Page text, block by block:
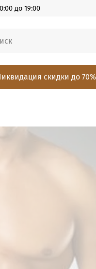
до 19:00
скидки до 70%